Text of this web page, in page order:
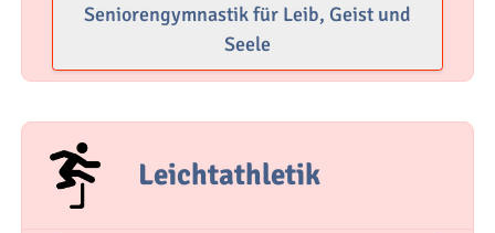
Seniorengymnastik für Leib, Geist und
Seele
Leichtathletik